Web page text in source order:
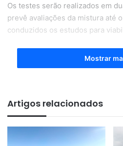
Os testes serão realizados em
prevê avaliações da mistura até
conduzidos os estudos para
O processo reunirá
universidades, laboratórios,
A expectativa do segmento é
previsibilidade para a política
e fortaleça o posicionamento do
Mostrar
Artigos relacionados